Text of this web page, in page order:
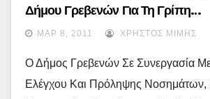
Δήμου Γρεβενών Για Τη Γρίπη…
ΜΑΡ 8, 2011 ΧΡΉΣΤΟΣ ΜΊΜΗΣ
Ο Δήμος Γρεβενών Σε Συνεργασία
Ελέγχου Και Πρόληψης Νοσημάτων,